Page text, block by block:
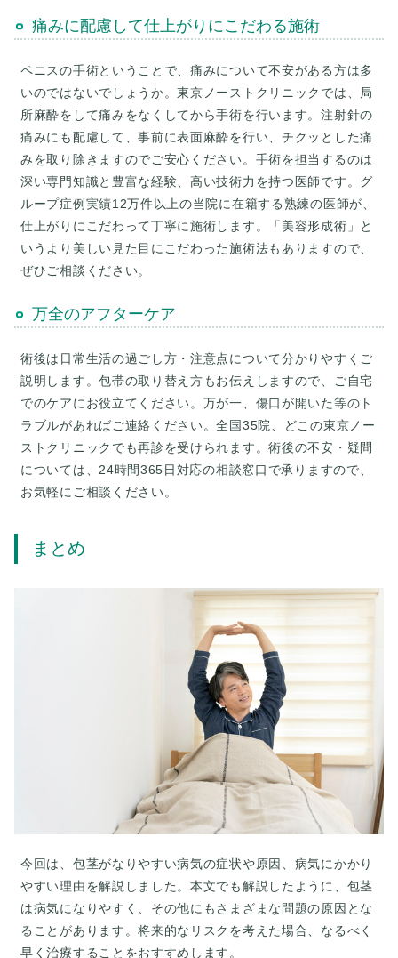
痛みに配慮して仕上がりにこだわる施術
ペニスの手術ということで、痛みについて不安がある方は多
いのではないでしょうか。東京ノーストクリニックでは、局
所麻酔をして痛みをなくしてから手術を行います。注射針の
痛みにも配慮して、事前に表面麻酔を行い、チクッとした痛
みを取り除きますのでご安心ください。手術を担当するのは
深い専門知識と豊富な経験、高い技術力を持つ医師です。グ
ループ症例実績12万件以上の当院に在籍する熟練の医師が、
仕上がりにこだわって丁寧に施術します。「美容形成術」と
いうより美しい見た目にこだわった施術法もありますので、
ぜひご相談ください。
万全のアフターケア
術後は日常生活の過ごし方・注意点について分かりやすくご
説明します。包帯の取り替え方もお伝えしますので、ご自宅
でのケアにお役立てください。万が一、傷口が開いた等のト
ラブルがあればご連絡ください。全国35院、どこの東京ノー
ストクリニックでも再診を受けられます。術後の不安・疑問
については、24時間365日対応の相談窓口で承りますので、
お気軽にご相談ください。
まとめ
今回は、包茎がなりやすい病気の症状や原因、病気にかかり
やすい理由を解説しました。本文でも解説したように、包茎
は病気になりやすく、その他にもさまざまな問題の原因とな
ることがあります。将来的なリスクを考えた場合、なるべく
早く治療することをおすすめします。